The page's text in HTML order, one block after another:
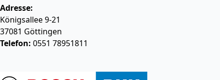
Adresse:
Königsallee 9-21
37081 Göttingen
Telefon: 0551 78951811